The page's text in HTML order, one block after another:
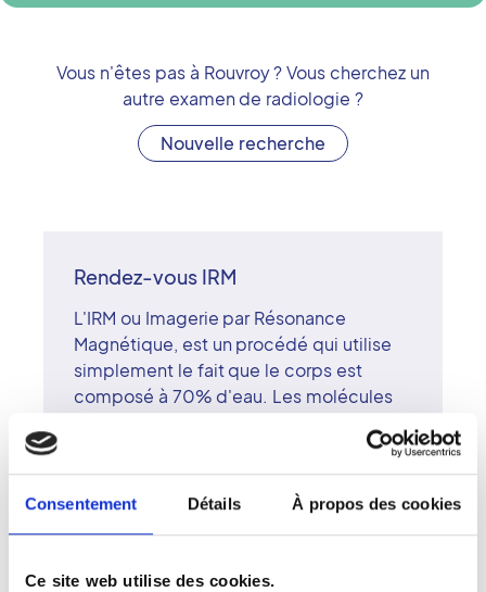
Consentement Détails À propos des cookies
Ce site web utilise des cookies.
Vous n'êtes pas à Rouvroy? Vous cherchez un
autre examen de radiologie ?
Nouvelle recherche
Rendez-vous IRM
L'IRM ou Imagerie par Résonance
Magnétique, est un procédé qui utilise
simplement le fait que le corps est
composé à 70% d'eau. Les molécules
un champ magnétique, émettent des
signaux qui sont ensuite captés puis
convertis en images grâce à un système
est utilisée pour l'étude du cerveau, du